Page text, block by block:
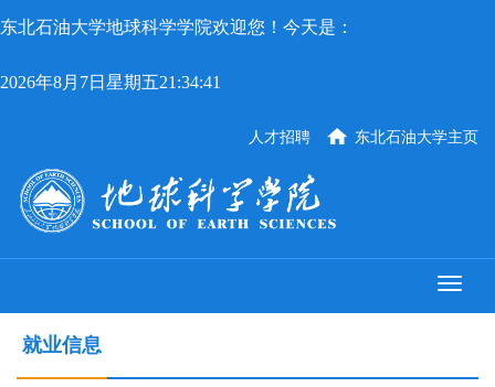
东北石油大学地球科学学院欢迎您！今天是：
2026年8月7日星期五21:34:41
东北石油大学主页
人才招聘
就业信息